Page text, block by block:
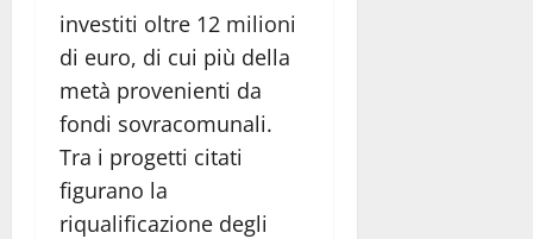
investiti oltre 12 milioni
di euro, di cui più della
metà provenienti da
fondi sovracomunali.
Tra i progetti citati
figurano la
riqualificazione degli